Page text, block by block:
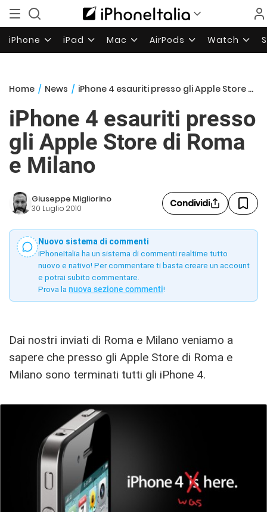
iPhone iPad Mac AirPods Watch
Home / News / iPhone 4 esauriti presso gli Apple Store di Roma e Milano
iPhone 4 esauriti presso
gli Apple Store di Roma
e Milano
Giuseppe Migliorino
30 Luglio 2010 Condividi
Nuovo sistema di commenti
iPhoneItalia ha un sistema di commenti realtime tutto
nuovo e nativo! Per commentare ti basta creare un account
e potrai subito commentare.
Prova la nuova sezione commenti!
Dai nostri inviati di Roma e Milano veniamo a
sapere che presso gli Apple Store di Roma e
Milano sono terminati tutti gli iPhone 4.